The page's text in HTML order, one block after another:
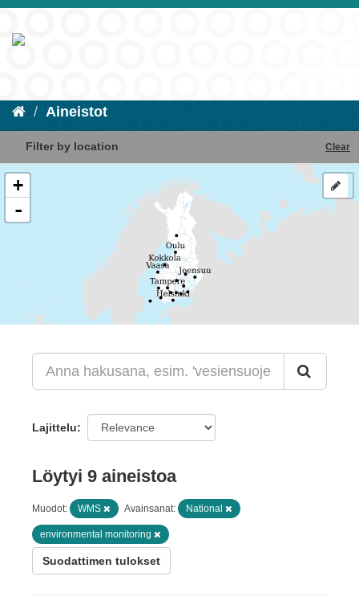
Aineistot
Filter by location Clear
+
-
Lajittelu
Löytyi 9 aineistoa
Muodot: WMS Avainsanat: National
environmental monitoring
Suodattimen tulokset